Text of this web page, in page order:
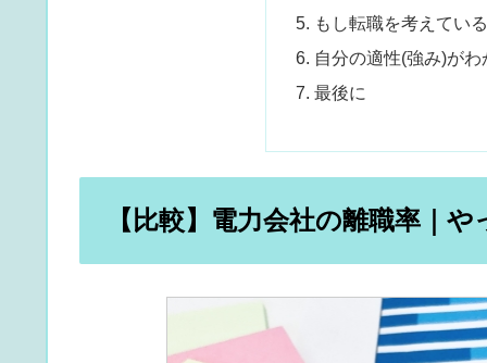
もし転職を考えてい
自分の適性(強み)が
最後に
【比較】電力会社の離職率｜や